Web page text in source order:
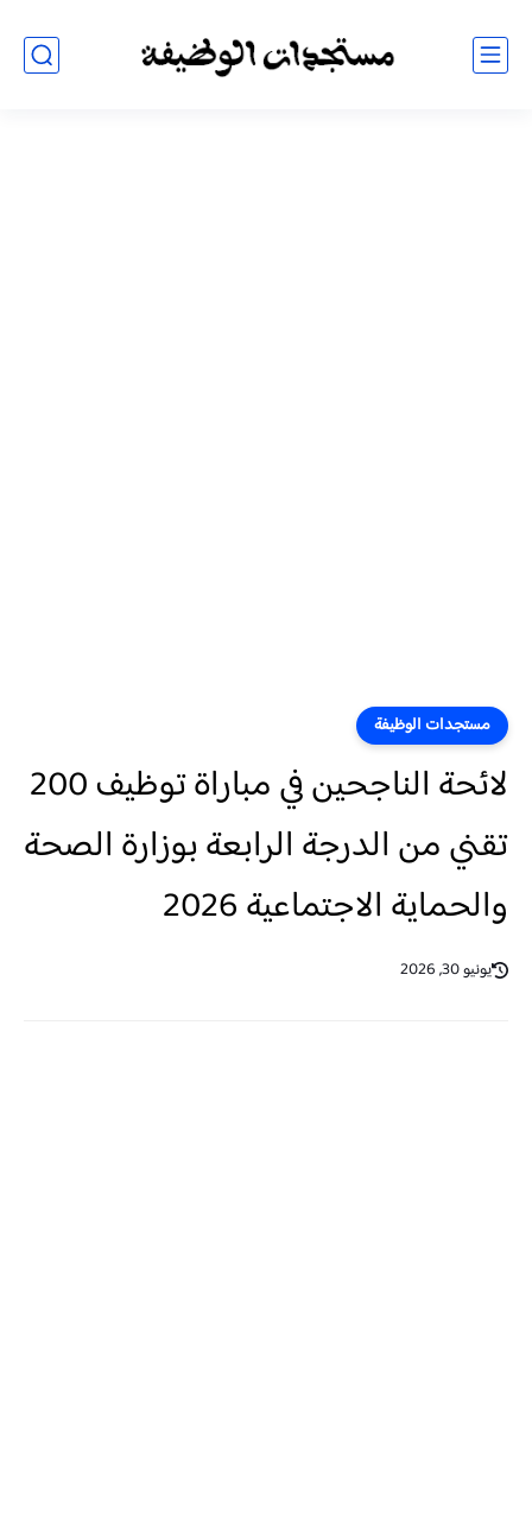
مستجدات الوظيفة
لائحة الناجحين في مباراة توظيف 200
تقني من الدرجة الرابعة بوزارة الصحة
والحماية الاجتماعية 2026
يونيو 30, 2026